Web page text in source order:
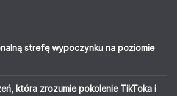
strefę wypoczynku na poziomie
która zrozumie pokolenie TikToka i